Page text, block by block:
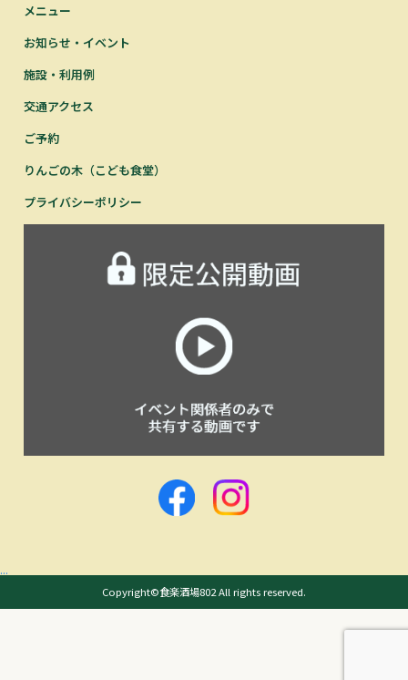
メニュー
お知らせ・イベント
施設・利用例
交通アクセス
ご予約
りんごの木（こども食堂）
プライバシーポリシー
...
Copyright©食楽酒場802 All rights reserved.